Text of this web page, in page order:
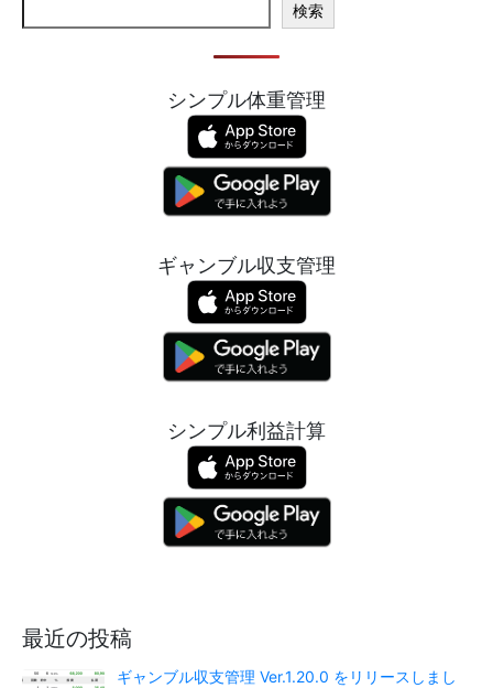
検索
シンプル体重管理
ギャンブル収支管理
シンプル利益計算
最近の投稿
ギャンブル収支管理 Ver.1.20.0 をリリースしまし